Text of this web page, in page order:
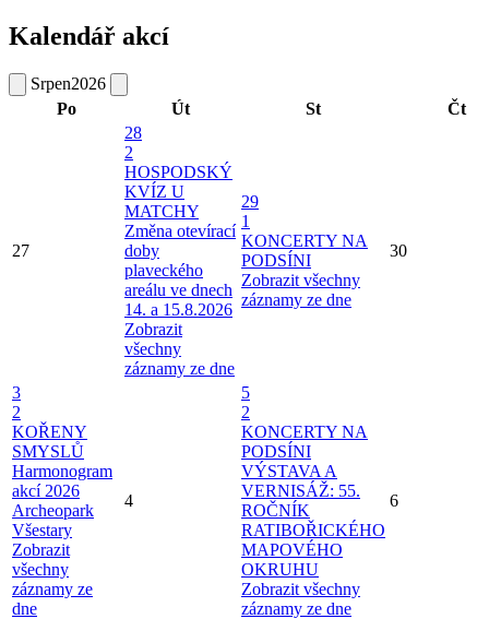
Kalendář akcí
Srpen2026
Po
Út St Čt
27
28
2
HOSPODSKÝ
KVÍZ U
MATCHY
Změna otevírací
doby
plaveckého
areálu ve dnech
14. a 15.8.2026
Zobrazit
všechny
záznamy ze dne
29
1
KONCERTY NA
PODSÍNI
Zobrazit všechny
záznamy ze dne
30
3
2
KOŘENY
SMYSLŮ
Harmonogram
akcí 2026
Archeopark
Všestary
Zobrazit
všechny
záznamy ze
dne
4
5
2
KONCERTY NA
PODSÍNI
VÝSTAVA A
VERNISÁŽ: 55.
ROČNÍK
RATIBOŘICKÉHO
MAPOVÉHO
OKRUHU
Zobrazit všechny
záznamy ze dne
6